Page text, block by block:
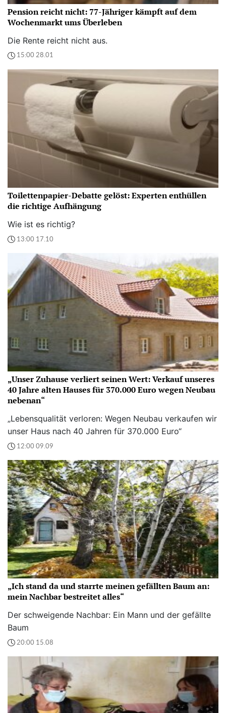
Pension reicht nicht: 77-Jähriger kämpft auf dem
Wochenmarkt ums Überleben
Die Rente reicht nicht aus.
15:00 28.01
Toilettenpapier-Debatte gelöst: Experten enthüllen
die richtige Aufhängung
Wie ist es richtig?
13:00 17.10
„Unser Zuhause verliert seinen Wert: Verkauf unseres
40 Jahre alten Hauses für 370.000 Euro wegen Neubau
nebenan“
„Lebensqualität verloren: Wegen Neubau verkaufen wir
unser Haus nach 40 Jahren für 370.000 Euro“
12:00 09.09
„Ich stand da und starrte meinen gefällten Baum an:
mein Nachbar bestreitet alles“
Der schweigende Nachbar: Ein Mann und der gefällte
Baum
20:00 15.08